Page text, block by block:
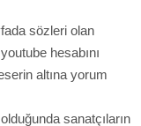
sözleri olan
hesabını
altına yorum
sanatçıların